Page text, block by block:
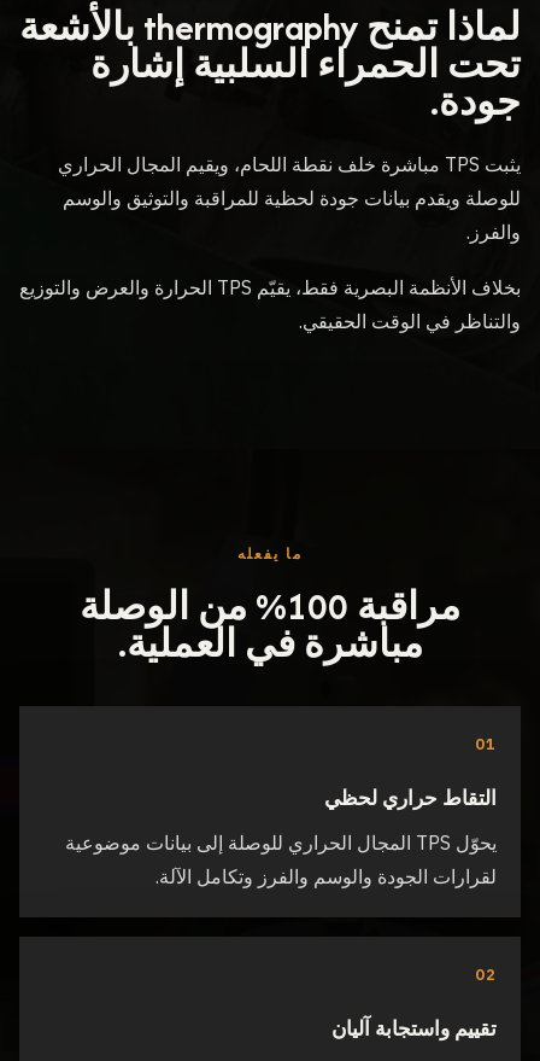
لماذا تمنح thermography بالأشعة
تحت الحمراء السلبية إشارة
جودة.
يثبت TPS مباشرة خلف نقطة اللحام، ويقيم المجال الحراري
للوصلة ويقدم بيانات جودة لحظية للمراقبة والتوثيق والوسم
والفرز.
بخلاف الأنظمة البصرية فقط، يقيّم TPS الحرارة والعرض والتوزيع
والتناظر في الوقت الحقيقي.
ما يفعله
مراقبة 100% من الوصلة
مباشرة في العملية.
01
التقاط حراري لحظي
يحوّل TPS المجال الحراري للوصلة إلى بيانات موضوعية
لقرارات الجودة والوسم والفرز وتكامل الآلة.
02
تقييم واستجابة آليان